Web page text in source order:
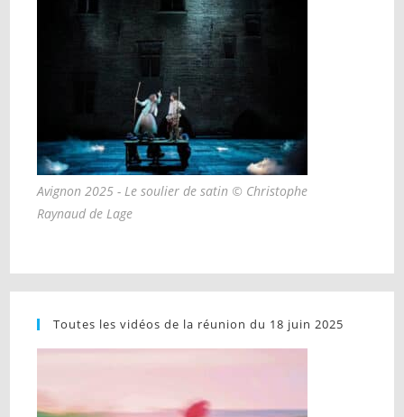
Avignon 2025 - Le soulier de satin © Christophe
Raynaud de Lage
Toutes les vidéos de la réunion du 18 juin 2025